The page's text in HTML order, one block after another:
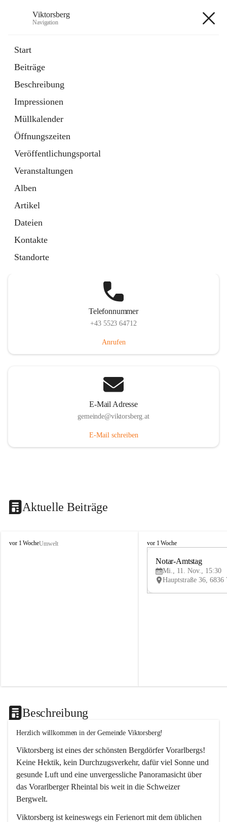
Viktorsberg
Navigation
Start
Beiträge
Beschreibung
Impressionen
Müllkalender
Öffnungszeiten
Veröffentlichungsportal
Veranstaltungen
Alben
Artikel
Dateien
Kontakte
Standorte
1 Schnellzugriff
Bürgerservice
10 Schnellzugriffe
Telefonnummer
+43 5523 64712
Anrufen
E-Mail Adresse
gemeinde@viktorsberg.at
E-Mail schreiben
Aktuelle Beiträge
V
vor 1 WocheUmwelt
V
vor 1 Woche
Notar-Amtstag
Mi., 11. Nov., 15:30
Beschreibung
Herzlich willkommen in der Gemeinde Viktorsberg!
Viktorsberg ist eines der schönsten Bergdörfer Vorarlbergs!
Keine Hektik, kein Durchzugsverkehr, dafür viel Sonne und
gesunde Luft und eine unvergessliche Panoramasicht über
das Vorarlberger Rheintal bis weit in die Schweizer
Bergwelt.
Viktorsberg ist keineswegs ein Ferienort mit dem üblichen